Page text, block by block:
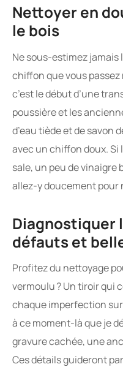
Nettoyer en
le bois
Ne sous-estimez jamais
chiffon que vous
c’est le début d’une
poussière et les
d’eau tiède et de savon
avec un chiffon doux.
sale, un peu de vinaigre
allez-y doucement pour
Diagnostiquer
défauts et
Profitez du nettoyage
vermoulu ? Un tiroir qui
chaque imperfection
à ce moment-là que je
gravure cachée, une
Ces détails guideront